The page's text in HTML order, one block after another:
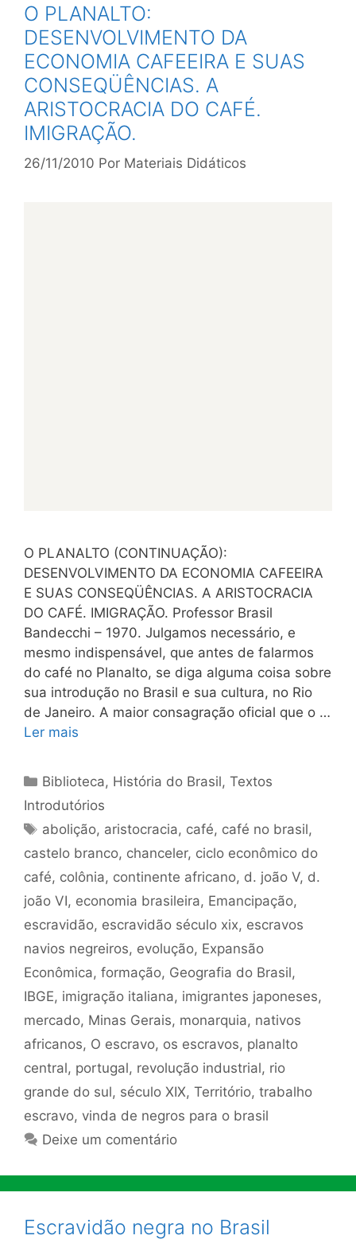
O PLANALTO:
DESENVOLVIMENTO DA
ECONOMIA CAFEEIRA E SUAS
CONSEQÜÊNCIAS. A
ARISTOCRACIA DO CAFÉ.
IMIGRAÇÃO.
26/11/2010 Por Materiais Didáticos
O PLANALTO (CONTINUAÇÃO):
DESENVOLVIMENTO DA ECONOMIA CAFEEIRA
E SUAS CONSEQÜÊNCIAS. A ARISTOCRACIA
DO CAFÉ. IMIGRAÇÃO. Professor Brasil
Bandecchi – 1970. Julgamos necessário, e
mesmo indispensável, que antes de falarmos
do café no Planalto, se diga alguma coisa sobre
sua introdução no Brasil e sua cultura, no Rio
de Janeiro. A maior consagração oficial que o …
Ler mais
Categorias
Biblioteca, História do Brasil,Textos
Introdutórios
Tags
abolição, aristocracia, café, café no brasil,
castelo branco, chanceler, ciclo econômico do
café, colônia, continente africano, d. joão V, d.
joão VI, economia brasileira, Emancipação,
escravidão, escravidão século xix, escravos
navios negreiros, evolução, Expansão
Econômica, formação, Geografia do Brasil,
IBGE, imigração italiana, imigrantes japoneses,
mercado, Minas Gerais, monarquia, nativos
africanos, O escravo, os escravos, planalto
central, portugal, revolução industrial, rio
grande do sul, século XIX, Território, trabalho
escravo, vinda de negros para o brasil
Deixe um comentário
Escravidão negra no Brasil